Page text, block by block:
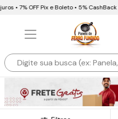
Pix e Boleto • 5% CashBack •